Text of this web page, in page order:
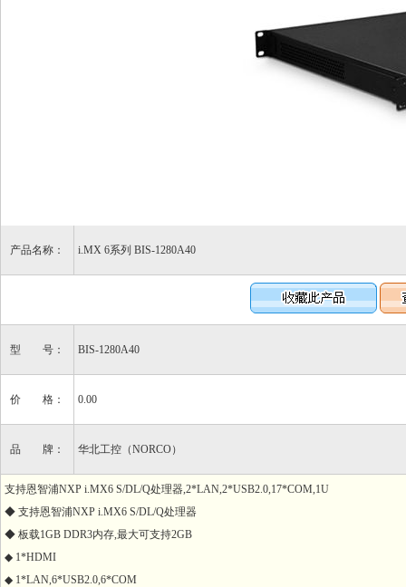
产品名称： i.MX 6系列 BIS-1280A40
型 号： BIS-1280A40
价 格： 0.00
品 牌： 华北工控（NORCO）
支持恩智浦NXP i.MX6 S/DL/Q处理器,2*LAN,2*USB2.0,17*COM,1U
◆ 支持恩智浦NXP i.MX6 S/DL/Q处理器
◆ 板载1GB DDR3内存,最大可支持2GB
◆ 1*HDMI
◆ 1*LAN,6*USB2.0,6*COM